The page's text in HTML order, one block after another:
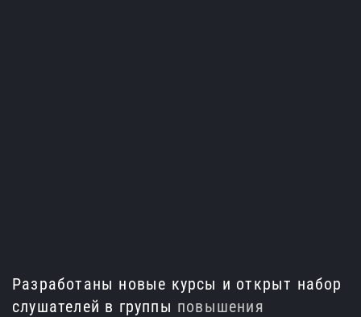
Разработаны новые курсы и открыт набор
слушателей в группы повышения